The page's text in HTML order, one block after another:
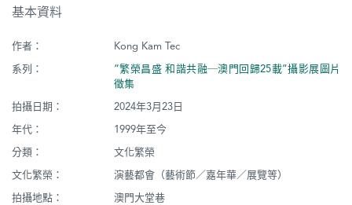
基本資料
作者：
Kong Kam Tec
系列：
“繁榮昌盛 和諧共融─澳門回歸25載”攝影展圖片
徵集
拍攝日期：
2024年3月23日
年代：
1999年至今
分類：
文化繁榮
文化繁榮：
演藝都會（藝術節／嘉年華／展覽等）
拍攝地點：
澳門大堂巷